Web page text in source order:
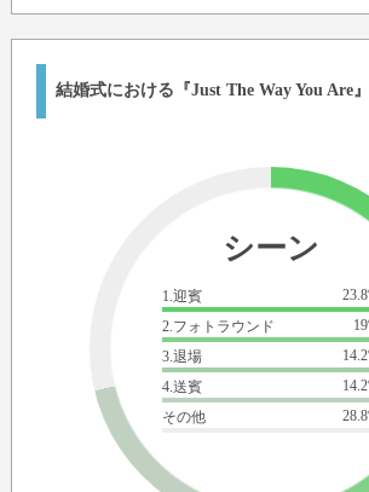
結婚式における『Just The Way You Are
シーン
1.迎賓
2.フォトラウンド
3.退場
4.送賓
その他